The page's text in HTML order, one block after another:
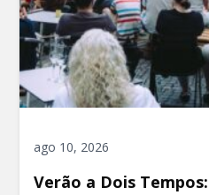
ago 10, 2026
Verão a Dois